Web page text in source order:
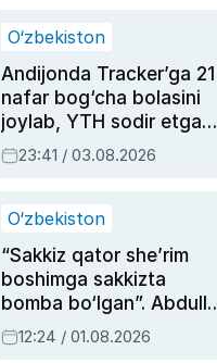
O‘zbekiston
Andijonda Tracker’ga 21
nafar bog‘cha bolasini
joylab, YTH sodir etgan
ayolga sud hukmi o‘qildi
23:41 / 03.08.2026
O‘zbekiston
“Sakkiz qator she’rim
boshimga sakkizta
bomba bo‘lgan”. Abdulla
Oripovni siyosiy
ayblovlardan asrab
12:24 / 01.08.2026